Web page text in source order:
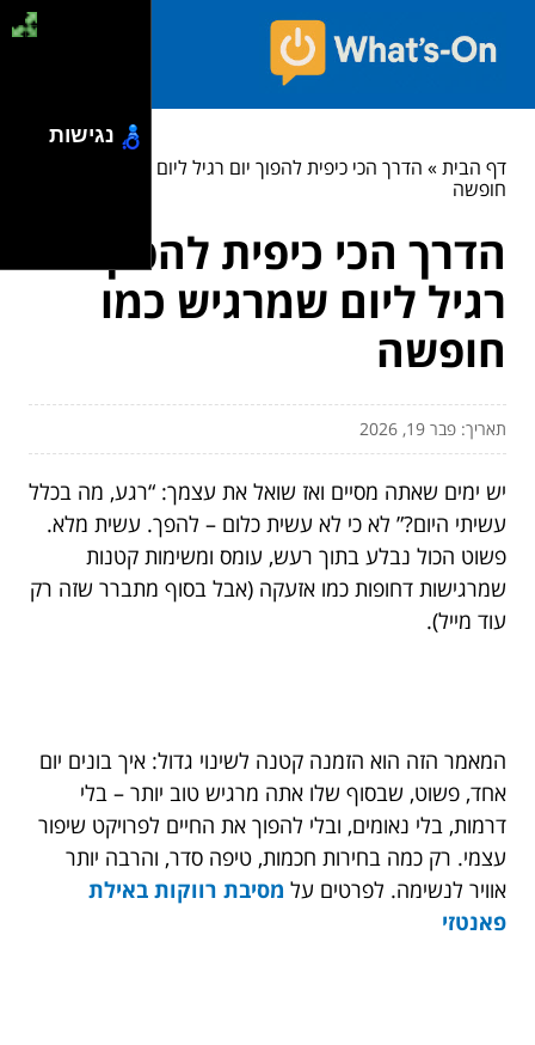
דף הבית» הדרך הכי כיפית להפוך יום רגיל ליום שמרגיש כמו
חופשה
הדרך הכי כיפית להפוך יום
רגיל ליום שמרגיש כמו
חופשה
תאריך: פבר 19, 2026
יש ימים שאתה מסיים ואז שואל את עצמך: “רגע, מה בכלל
עשיתי היום?” לא כי לא עשית כלום – להפך. עשית מלא.
פשוט הכול נבלע בתוך רעש, עומס ומשימות קטנות
שמרגישות דחופות כמו אזעקה (אבל בסוף מתברר שזה רק
עוד מייל).
המאמר הזה הוא הזמנה קטנה לשינוי גדול: איך בונים יום
אחד, פשוט, שבסוף שלו אתה מרגיש טוב יותר – בלי
דרמות, בלי נאומים, ובלי להפוך את החיים לפרויקט שיפור
עצמי. רק כמה בחירות חכמות, טיפה סדר, והרבה יותר
אוויר לנשימה. לפרטים על מסיבת רווקות באילת
פאנטזי
נגישות